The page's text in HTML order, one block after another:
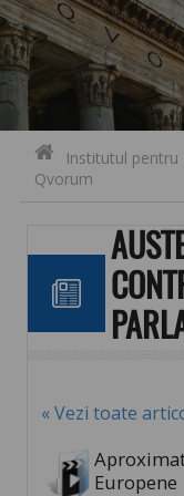
Skip to content
Institutul
Qvorum
« Vezi toate